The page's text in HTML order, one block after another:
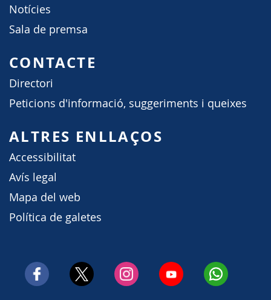
Notícies
Sala de premsa
CONTACTE
Directori
Peticions d'informació, suggeriments i queixes
ALTRES ENLLAÇOS
Accessibilitat
Avís legal
Mapa del web
Política de galetes